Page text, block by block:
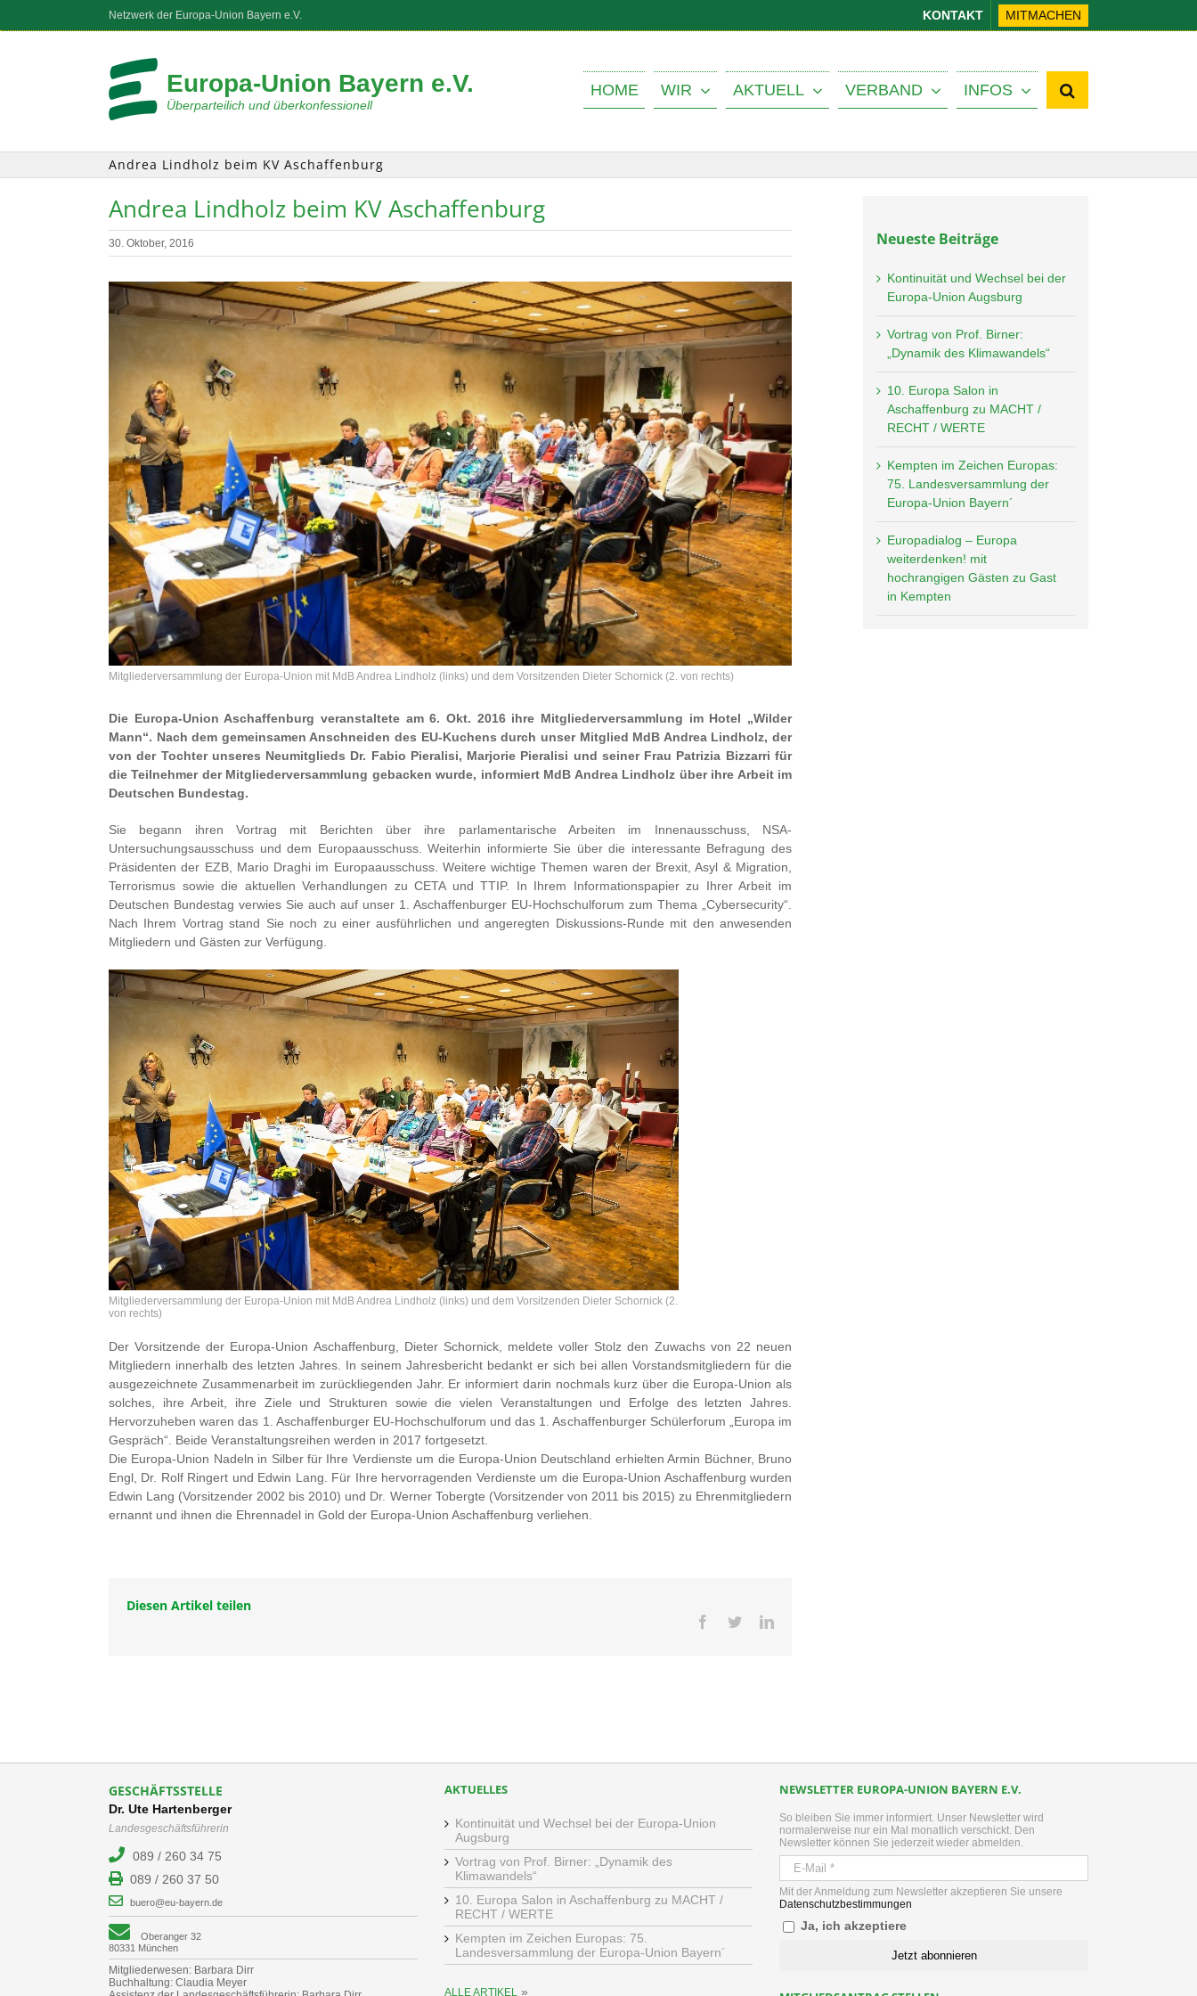
Netzwerk der Europa-Union Bayern e.V. KONTAKT MITMACHEN
Europa-Union Bayern e.V.
Überparteilich und überkonfessionell
HOME WIR AKTUELL VERBAND INFOS
Andrea Lindholz beim KV Aschaffenburg
Andrea Lindholz beim KV Aschaffenburg
30. Oktober, 2016
Mitgliederversammlung der Europa-Union mit MdB Andrea Lindholz (links) und dem Vorsitzenden Dieter Schornick (2. von rechts)
Die Europa-Union Aschaffenburg veranstaltete am 6. Okt. 2016 ihre Mitgliederversammlung im Hotel „Wilder
Mann“. Nach dem gemeinsamen Anschneiden des EU-Kuchens durch unser Mitglied MdB Andrea Lindholz, der
von der Tochter unseres Neumitglieds Dr. Fabio Pieralisi, Marjorie Pieralisi und seiner Frau Patrizia Bizzarri für
die Teilnehmer der Mitgliederversammlung gebacken wurde, informiert MdB Andrea Lindholz über ihre Arbeit im
Deutschen Bundestag.
Sie begann ihren Vortrag mit Berichten über ihre parlamentarische Arbeiten im Innenausschuss, NSA-
Untersuchungsausschuss und dem Europaausschuss. Weiterhin informierte Sie über die interessante Befragung des
Präsidenten der EZB, Mario Draghi im Europaausschuss. Weitere wichtige Themen waren der Brexit, Asyl & Migration,
Terrorismus sowie die aktuellen Verhandlungen zu CETA und TTIP. In Ihrem Informationspapier zu Ihrer Arbeit im
Deutschen Bundestag verwies Sie auch auf unser 1. Aschaffenburger EU-Hochschulforum zum Thema „Cybersecurity“.
Nach Ihrem Vortrag stand Sie noch zu einer ausführlichen und angeregten Diskussions-Runde mit den anwesenden
Mitgliedern und Gästen zur Verfügung.
Mitgliederversammlung der Europa-Union mit MdB Andrea Lindholz (links) und dem Vorsitzenden Dieter Schornick (2.
von rechts)
Der Vorsitzende der Europa-Union Aschaffenburg, Dieter Schornick, meldete voller Stolz den Zuwachs von 22 neuen
Mitgliedern innerhalb des letzten Jahres. In seinem Jahresbericht bedankt er sich bei allen Vorstandsmitgliedern für die
ausgezeichnete Zusammenarbeit im zurückliegenden Jahr. Er informiert darin nochmals kurz über die Europa-Union als
solches, ihre Arbeit, ihre Ziele und Strukturen sowie die vielen Veranstaltungen und Erfolge des letzten Jahres.
Hervorzuheben waren das 1. Aschaffenburger EU-Hochschulforum und das 1. Aschaffenburger Schülerforum „Europa im
Gespräch“. Beide Veranstaltungsreihen werden in 2017 fortgesetzt.
Die Europa-Union Nadeln in Silber für Ihre Verdienste um die Europa-Union Deutschland erhielten Armin Büchner, Bruno
Engl, Dr. Rolf Ringert und Edwin Lang. Für Ihre hervorragenden Verdienste um die Europa-Union Aschaffenburg wurden
Edwin Lang (Vorsitzender 2002 bis 2010) und Dr. Werner Tobergte (Vorsitzender von 2011 bis 2015) zu Ehrenmitgliedern
ernannt und ihnen die Ehrennadel in Gold der Europa-Union Aschaffenburg verliehen.
Diesen Artikel teilen
Facebook
TwitterLinkedIn
Neueste Beiträge
Kontinuität und Wechsel bei der
Europa-Union Augsburg
Vortrag von Prof. Birner:
„Dynamik des Klimawandels“
10. Europa Salon in
Aschaffenburg zu MACHT /
RECHT / WERTE
Kempten im Zeichen Europas:
75. Landesversammlung der
Europa-Union Bayern´
Europadialog – Europa
weiterdenken! mit
hochrangigen Gästen zu Gast
in Kempten
GESCHÄFTSSTELLE
Dr. Ute Hartenberger
Landesgeschäftsführerin
089 / 260 34 75
089 / 260 37 50
buero@eu-bayern.de
Oberanger 32
80331 München
Mitgliederwesen: Barbara Dirr
Buchhaltung: Claudia Meyer
AKTUELLES
Kontinuität und Wechsel bei der Europa-Union
Augsburg
Vortrag von Prof. Birner: „Dynamik des
Klimawandels“
10. Europa Salon in Aschaffenburg zu MACHT /
RECHT / WERTE
Kempten im Zeichen Europas: 75.
Landesversammlung der Europa-Union Bayern´
ALLE ARTIKEL»
NEWSLETTER EUROPA-UNION BAYERN E.V.
So bleiben Sie immer informiert. Unser Newsletter wird
normalerweise nur ein Mal monatlich verschickt. Den
Newsletter können Sie jederzeit wieder abmelden.
Mit der Anmeldung zum Newsletter akzeptieren Sie unsere
Datenschutzbestimmungen
Ja, ich akzeptiere